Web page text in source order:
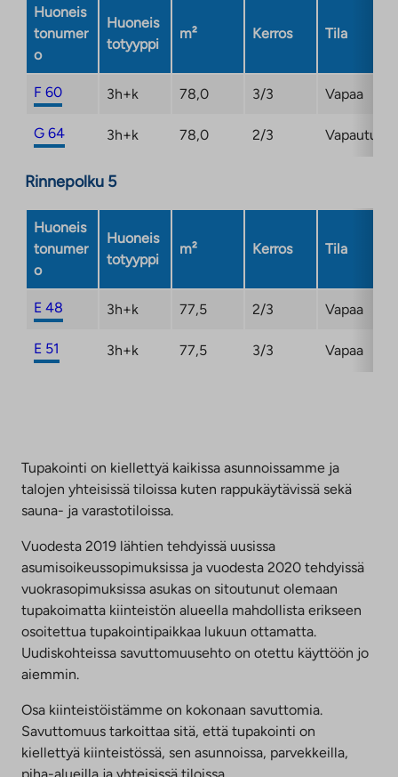
Huoneis
tonumer
o
Huoneis
totyyppi
m² Kerros Tila
F 60 3h+k 78,0 3/3 Vapaa
G 64 3h+k 78,0 2/3
Rinnepolku 5
Huoneis
tonumer
o
Huoneis
totyyppi
m² Kerros Tila
E 48 3h+k 77,5 2/3 Vapaa
E 51 3h+k 77,5 3/3 Vapaa
Tupakointi on kiellettyä kaikissa asunnoissamme ja
talojen yhteisissä tiloissa kuten rappukäytävissä sekä
sauna- ja varastotiloissa.
Vuodesta 2019 lähtien tehdyissä uusissa
asumisoikeussopimuksissa ja vuodesta 2020 tehdyissä
vuokrasopimuksissa asukas on sitoutunut olemaan
tupakoimatta kiinteistön alueella mahdollista erikseen
osoitettua tupakointipaikkaa lukuun ottamatta.
Uudiskohteissa savuttomuusehto on otettu käyttöön jo
aiemmin.
Osa kiinteistöistämme on kokonaan savuttomia.
Savuttomuus tarkoittaa sitä, että tupakointi on
kiellettyä kiinteistössä, sen asunnoissa, parvekkeilla,
piha-alueilla ja yhteisissä tiloissa.